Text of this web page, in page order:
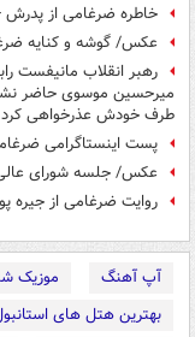
خاطره ضرغامی از پدرش
عکس/ گوشه و کنایه
رهبر انقلاب مانیفست
میرحسین موسوی حاضر نشد
طرف خودش عذرخواهی کرد
پست اینستاگرامی
عکس/ جلسه شورای
روایت ضرغامی از
آپ آهنگ موزیک
بهترین هتل های